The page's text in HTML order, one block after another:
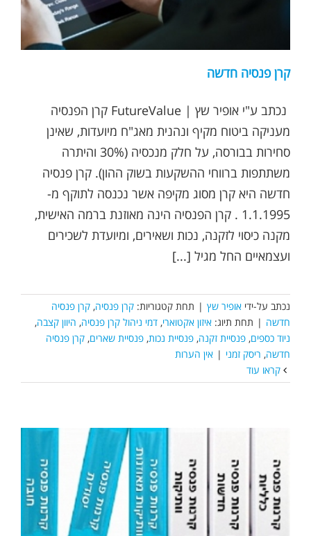
קרן פנסיה חדשה
נכתב ע"י אופיר שץ | FutureValue קרן הפנסיה
מעניקה ביטוח מקיף ונהנית מאג"ח מיועדות, שאינן
סחירות בבורסה, על חלק מנכסיה (30% והיתרה
משתתפות ברווחי ההשקעות בשוק ההון). קרן פנסיה
חדשה היא קרן מסוג מקיפה אשר נכנסה לתוקף מ-
1.1.1995 . קרן הפנסיה הינה מאוזנת ברמה האישית,
מקנה כיסוי לזקנה, נכות ושאירים, ומיועדת לשכירים
ועצמאיים החל מגיל [...]
נכתב על-ידי אופיר שץ | תחת קטגוריות: קרן פנסיה, קרן פנסיה
חדשה | תחת תיוג: איזון אקטוארי, דמי ניהול קרן פנסיה, היוון קצבה,
ניוד כספים, פנסיית זקנה, פנסיית נכות, פנסיית שארים, קרן פנסיה
חדשה, ריסק זמני | אין הערות
קראו עוד